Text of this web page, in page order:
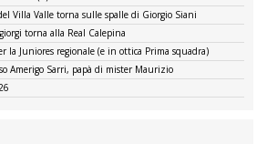
Villa Valle torna sulle spalle di Giorgio Siani
torna alla Real Calepina
la Juniores regionale (e in ottica Prima squadra)
Amerigo Sarri, papà di mister Maurizio